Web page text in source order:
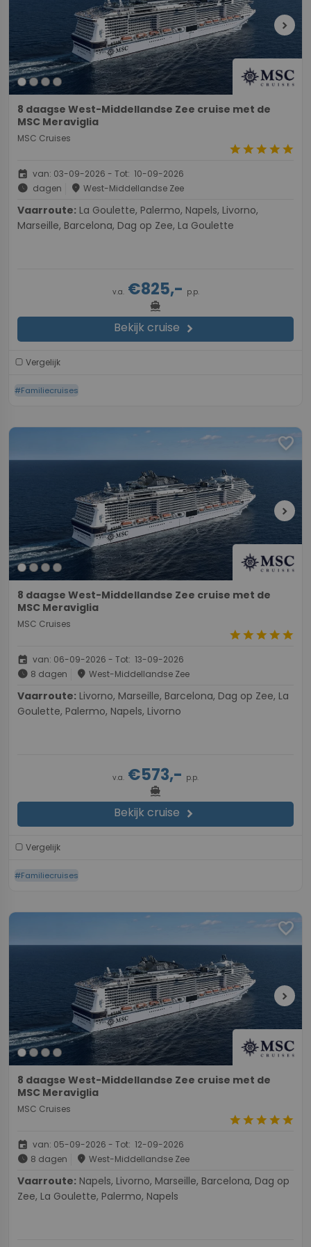
chevron_right
8 daagse West-Middellandse Zee cruise met de
MSC Meraviglia
MSC Cruises
starstarstarstarstar
event van: 03-09-2026 - Tot: 10-09-2026
schedule dagen place West-Middellandse Zee
Vaarroute:
Marseille, Barcelona, Dag op Zee, La Goulette
v.a.€825,- p.p.
directions_boat
Bekijk cruise chevron_right
Vergelijk
#Familiecruises
favorite
chevron_right
8 daagse West-Middellandse Zee cruise met de
MSC Meraviglia
MSC Cruises
starstarstarstarstar
event van: 06-09-2026 - Tot: 13-09-2026
schedule 8 dagen place West-Middellandse Zee
Vaarroute:
Goulette, Palermo, Napels, Livorno
v.a. €573,- p.p.
directions_boat
Bekijk cruise chevron_right
Vergelijk
#Familiecruises
favorite
chevron_right
8 daagse West-Middellandse Zee cruise met de
MSC Meraviglia
MSC Cruises
starstarstarstarstar
event van: 05-09-2026 - Tot: 12-09-2026
schedule 8 dagen place West-Middellandse Zee
Vaarroute:
Zee, La Goulette, Palermo, Napels